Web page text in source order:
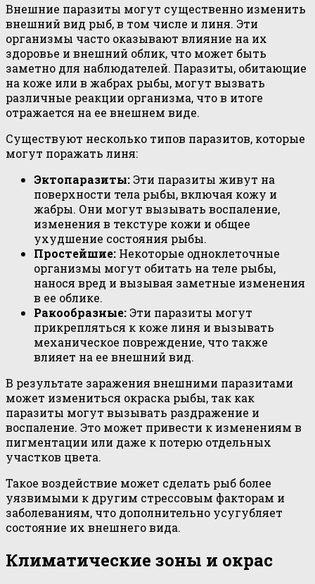
Внешние паразиты могут существенно изменить
внешний вид рыб, в том числе и линя. Эти
организмы часто оказывают влияние на их
здоровье и внешний облик, что может быть
заметно для наблюдателей. Паразиты, обитающие
на коже или в жабрах рыбы, могут вызвать
различные реакции организма, что в итоге
отражается на ее внешнем виде.
Существуют несколько типов паразитов, которые
могут поражать линя:
Эктопаразиты: Эти паразиты живут на
поверхности тела рыбы, включая кожу и
жабры. Они могут вызывать воспаление,
изменения в текстуре кожи и общее
ухудшение состояния рыбы.
Простейшие: Некоторые одноклеточные
организмы могут обитать на теле рыбы,
нанося вред и вызывая заметные изменения
в ее облике.
Ракообразные: Эти паразиты могут
прикрепляться к коже линя и вызывать
механическое повреждение, что также
влияет на ее внешний вид.
В результате заражения внешними паразитами
может измениться окраска рыбы, так как
паразиты могут вызывать раздражение и
воспаление. Это может привести к изменениям в
пигментации или даже к потерю отдельных
участков цвета.
Такое воздействие может сделать рыб более
уязвимыми к другим стрессовым факторам и
заболеваниям, что дополнительно усугубляет
состояние их внешнего вида.
Климатические зоны и окрас